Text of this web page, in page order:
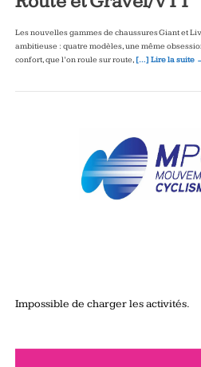
Les nouvelles gammes de chaussures Giant et
ambitieuse : quatre modèles, une même
confort, que l’on roule sur route, […] Lire la suite
Impossible de charger les activités.